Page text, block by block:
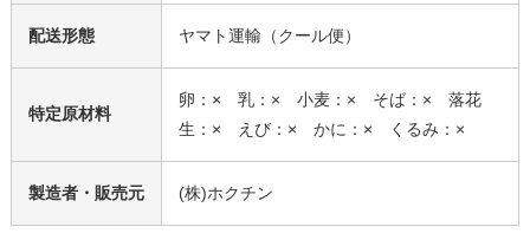
配送形態 ヤマト運輸（クール便）
特定原材料
卵：× 乳：× 小麦：× そば：× 落花
生：× えび：× かに：× くるみ：×
製造者・販売元 (株)ホクチン